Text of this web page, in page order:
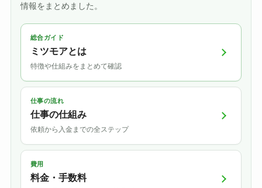
情報をまとめました。
総合ガイド
ミツモアとは
特徴や仕組みをまとめて確認
仕事の流れ
仕事の仕組み
依頼から入金までの全ステップ
費用
料金・手数料